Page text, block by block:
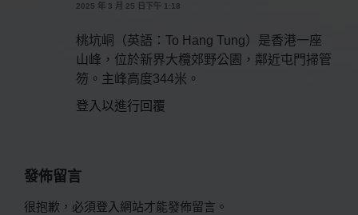
2025 年 3 月 25 日下午 1:18
桃坑峒（英語：To Hang Tung）是香港一座
山峰，位於新界大欖郊野公園，鄰近屯門掃管
笏。主峰高度344米。
登入以進行回覆
發佈留言
很抱歉，必須登入 網站才能發佈留言。